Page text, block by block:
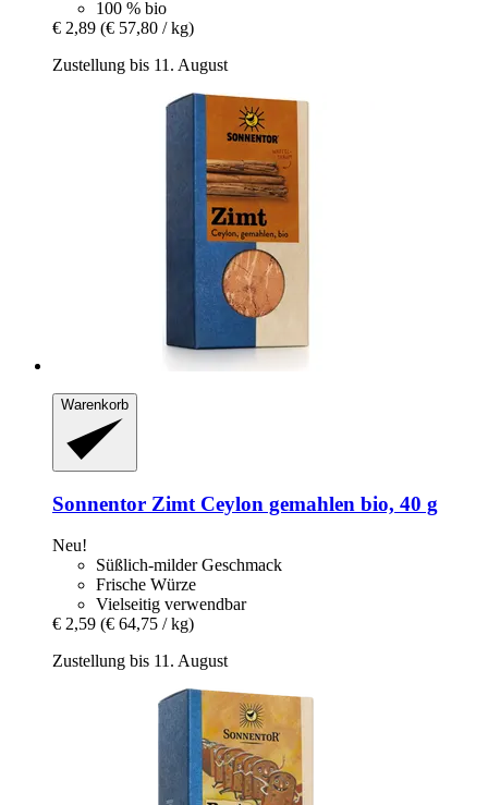
100 % bio
€ 2,89 (€ 57,80 / kg)
Zustellung bis 11. August
Warenkorb
Sonnentor Zimt Ceylon gemahlen bio, 40 g
Neu!
Süßlich-milder Geschmack
Frische Würze
Vielseitig verwendbar
€ 2,59 (€ 64,75 / kg)
Zustellung bis 11. August